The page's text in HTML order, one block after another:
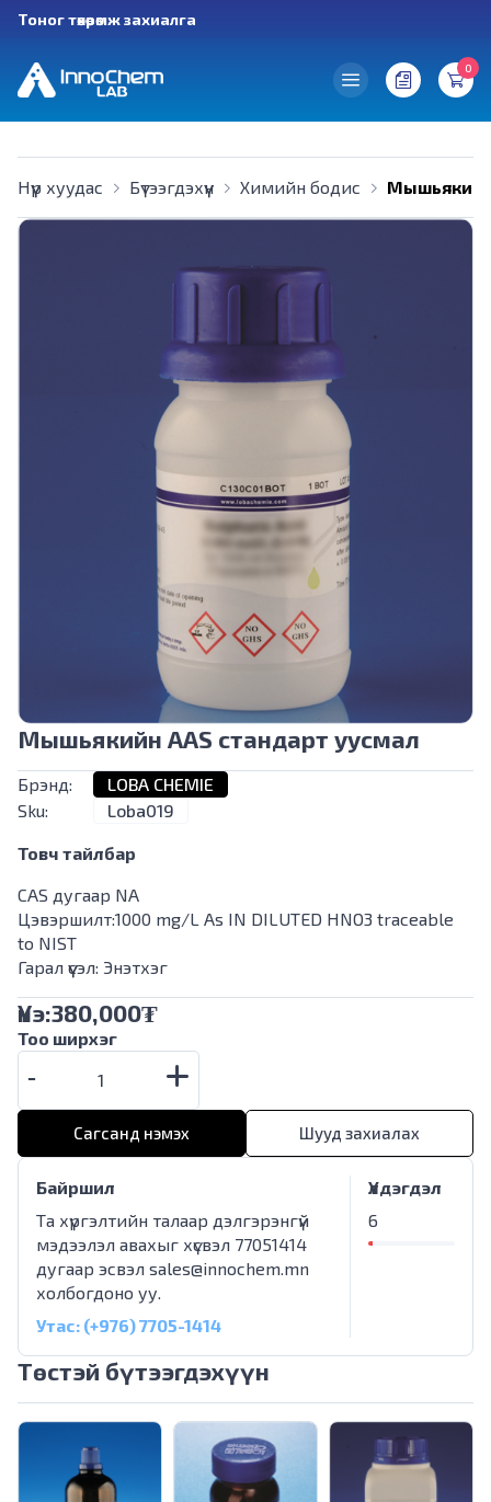
Тоног төхөөрөмж захиалга
0
Нүүр хуудас Бүтээгдэхүүн Химийн бодис Мышьякийн
Мышьякийн AAS стандарт уусмал
Брэнд:
LOBA CHEMIE
Sku:
Loba019
Товч тайлбар
CAS дугаар NA
Цэвэршилт:1000 mg/L As IN DILUTED HNO3 traceable
to NIST
Гарал үүсэл: Энэтхэг
Үнэ:380,000₮
Тоо ширхэг
Сагсанд нэмэх Шууд захиалах
Байршил
Та хүргэлтийн талаар дэлгэрэнгүй
мэдээлэл авахыг хүсвэл 77051414
дугаар эсвэл sales@innochem.mn
холбогдоно уу.
Утас: (+976) 7705-1414
Үлдэгдэл
6
Төстэй бүтээгдэхүүн